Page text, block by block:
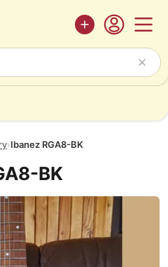
›Ibanez RGA8-BK
BK